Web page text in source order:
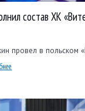
состав ХК
провел в польском